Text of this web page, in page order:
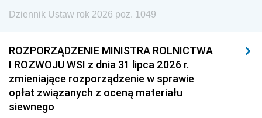
Dziennik Ustaw rok 2026 poz. 1049
ROZPORZĄDZENIE MINISTRA ROLNICTWA
I ROZWOJU WSI z dnia 31 lipca 2026 r.
zmieniające rozporządzenie w sprawie
opłat związanych z oceną materiału
siewnego